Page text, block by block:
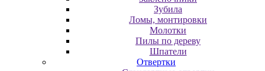
Зубила
Ломы, монтировки
Молотки
Пилы по дереву
Шпатели
Отвертки